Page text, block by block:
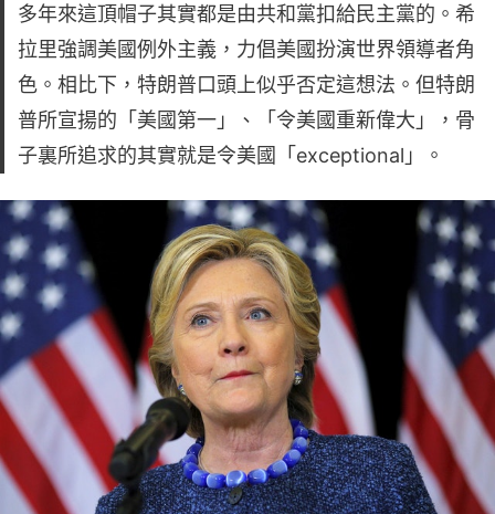
多年來這頂帽子其實都是由共和黨扣給民主黨的。希
拉里強調美國例外主義，力倡美國扮演世界領導者角
色。相比下，特朗普口頭上似乎否定這想法。但特朗
普所宣揚的「美國第一」、「令美國重新偉大」，骨
子裏所追求的其實就是令美國「exceptional」。